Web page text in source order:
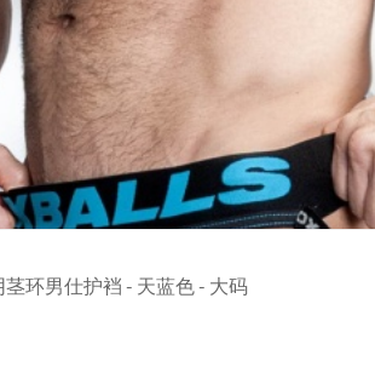
环男仕护裆 - 天蓝色 - 大码